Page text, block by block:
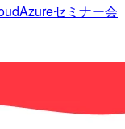
Azureセミナー会